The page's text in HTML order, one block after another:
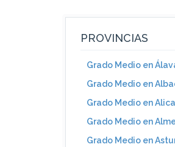
PROVINCIAS
Grado Medio en
Grado Medio en
Grado Medio en
Grado Medio en
Grado Medio en